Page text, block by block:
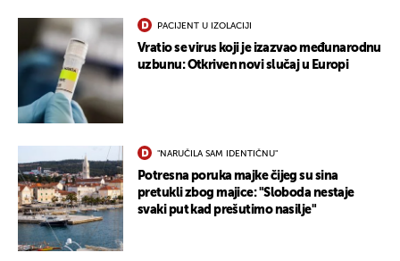
PACIJENT U IZOLACIJI
Vratio se virus koji je izazvao međunarodnu
uzbunu: Otkriven novi slučaj u Europi
"NARUČILA SAM IDENTIČNU"
Potresna poruka majke čijeg su sina
pretukli zbog majice: "Sloboda nestaje
svaki put kad prešutimo nasilje"